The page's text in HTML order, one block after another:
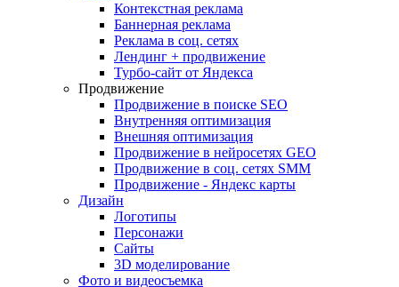
Контекстная реклама
Баннерная реклама
Реклама в соц. сетях
Лендинг + продвижение
Турбо-сайт от Яндекса
Продвижение
Продвижение в поиске SEO
Внутренняя оптимизация
Внешняя оптимизация
Продвижение в нейросетях GEO
Продвижение в соц. сетях SMM
Продвижение - Яндекс карты
Дизайн
Логотипы
Персонажи
Сайты
3D моделирование
Фото и видеосъемка